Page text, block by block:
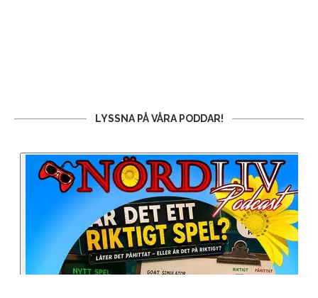
LYSSNA PÅ VÅRA PODDAR!